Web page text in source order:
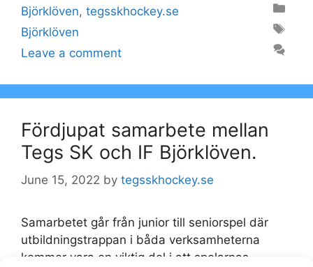
Categories
Björklöven, tegsskhockey.se
Tags
Björklöven
Leave a comment
Fördjupat samarbete mellan
Tegs SK och IF Björklöven.
June 15, 2022 by tegsskhockey.se
Samarbetet går från junior till seniorspel där
utbildningstrappan i båda verksamheterna
kommer vara en viktig del i att spelarnas